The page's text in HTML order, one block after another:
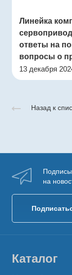
Линейка
ответы на
вопросы о
13 декабря
Назад к
на
Каталог